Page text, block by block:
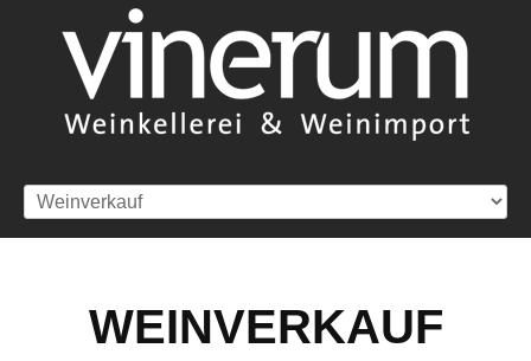
Weinverkauf
WEINVERKAUF